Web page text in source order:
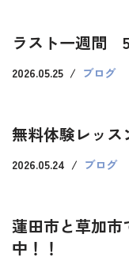
ラスト一週間
2026.05.25 ブログ
無料体験レッス
2026.05.24 ブログ
蓮田市と草加
中！！